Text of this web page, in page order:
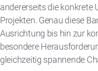
andererseits die konkrete
Projekten. Genau diese
Ausrichtung bis hin zur
besondere
gleichzeitig spannende